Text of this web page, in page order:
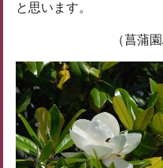
と思います。
（菖蒲